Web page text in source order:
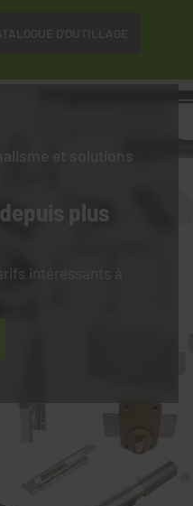
D'OUTILLAGE
et solutions
depuis plus
intéressants à